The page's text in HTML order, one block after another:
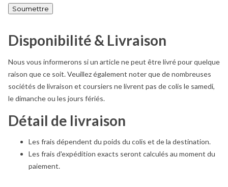
Disponibilité & Livraison
Nous vous informerons si un article ne peut être livré pour quelque
raison que ce soit. Veuillez également noter que de nombreuses
sociétés de livraison et coursiers ne livrent pas de colis le samedi,
le dimanche ou les jours fériés.
Détail de livraison
Les frais dépendent du poids du colis et de la destination.
Les frais d'expédition exacts seront calculés au moment du
paiement.